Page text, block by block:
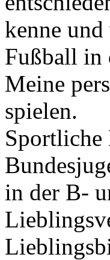
kenne
Fußball in
Meine
spielen.
Sportliche
in der B-